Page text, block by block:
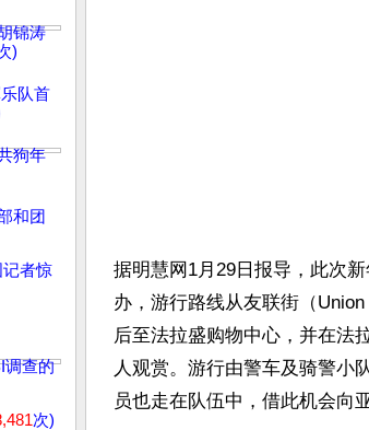
锦涛
)
队首
狗年
和团
者惊
调查的
次)
据明慧网1月29日报导，此次
办，游行路线从友联街（
后至法拉盛购物中心，并在法
人观赏。游行由警车及骑警小
员也走在队伍中，借此机会向